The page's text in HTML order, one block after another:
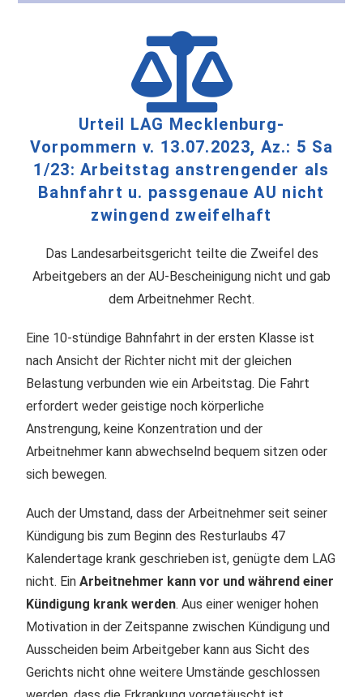
Urteil LAG Mecklenburg-
Vorpommern v. 13.07.2023, Az.: 5 Sa
1/23: Arbeitstag anstrengender als
Bahnfahrt u. passgenaue AU nicht
zwingend zweifelhaft
Das Landesarbeitsgericht teilte die Zweifel des
Arbeitgebers an der AU-Bescheinigung nicht und gab
dem Arbeitnehmer Recht.
Eine 10-stündige Bahnfahrt in der ersten Klasse ist
nach Ansicht der Richter nicht mit der gleichen
Belastung verbunden wie ein Arbeitstag. Die Fahrt
erfordert weder geistige noch körperliche
Anstrengung, keine Konzentration und der
Arbeitnehmer kann abwechselnd bequem sitzen oder
sich bewegen.
Auch der Umstand, dass der Arbeitnehmer seit seiner
Kündigung bis zum Beginn des Resturlaubs 47
Kalendertage krank geschrieben ist, genügte dem LAG
nicht. EinArbeitnehmer kann vor und während einer
Kündigung krank werden. Aus einer weniger hohen
Motivation in der Zeitspanne zwischen Kündigung und
Ausscheiden beim Arbeitgeber kann aus Sicht des
Gerichts nicht ohne weitere Umstände geschlossen